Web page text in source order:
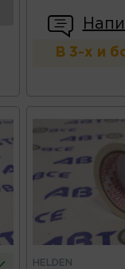
В 3-х и
HELDEN